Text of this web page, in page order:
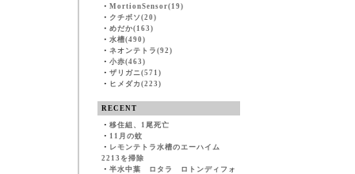
・ MortionSensor(19)
・ クチボソ(20)
・ めだか(163)
・ 水槽(490)
・ ネオンテトラ(92)
・ 小赤(463)
・ ザリガニ(571)
・ ヒメダカ(223)
RECENT
・ 移住組、1尾死亡
・ 11月の蚊
・ レモンテトラ水槽のエーハイム
2213を掃除
・ 半水中葉 ロタラ ロトンディフォ